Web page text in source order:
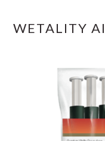
WETALITY